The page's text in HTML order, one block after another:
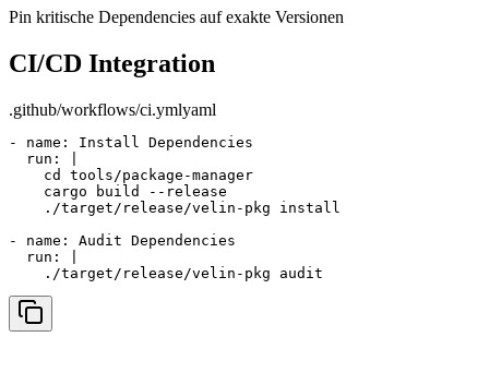
Pin kritische Dependencies auf exakte Versionen
CI/CD Integration
.github/workflows/ci.ymlyaml
- name: Install Dependencies
  run: |
    cd tools/package-manager
    cargo build --release
    ./target/release/velin-pkg install
- name: Audit Dependencies
  run: |
    ./target/release/velin-pkg audit